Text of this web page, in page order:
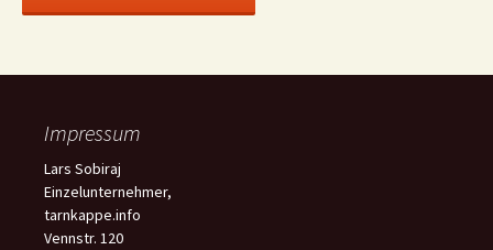
Impressum
Lars Sobiraj
Einzelunternehmer,
tarnkappe.info
Vennstr. 120